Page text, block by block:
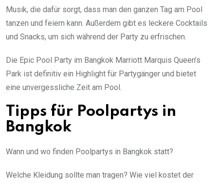
Musik, die dafür sorgt, dass man den ganzen Tag am Pool
tanzen und feiern kann. Außerdem gibt es leckere Cocktails
und Snacks, um sich während der Party zu erfrischen.
Die Epic Pool Party im Bangkok Marriott Marquis Queen’s
Park ist definitiv ein Highlight für Partygänger und bietet
eine unvergessliche Zeit am Pool.
Tipps für Poolpartys in
Bangkok
Wann und wo finden Poolpartys in Bangkok statt?
Welche Kleidung sollte man tragen? Wie viel kostet der